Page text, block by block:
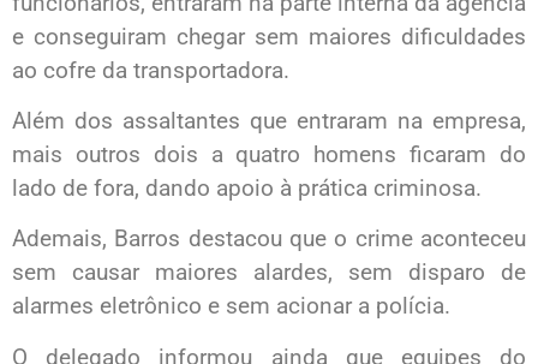
e conseguiram chegar sem maiores dificuldades
ao cofre da transportadora.
Além dos assaltantes que entraram na empresa,
mais outros dois a quatro homens ficaram do
lado de fora, dando apoio à prática criminosa.
Ademais, Barros destacou que o crime aconteceu
sem causar maiores alardes, sem disparo de
alarmes eletrônico e sem acionar a polícia.
O delegado informou ainda que equipes do